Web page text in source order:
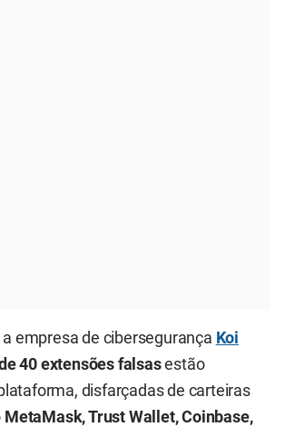
empresa de cibersegurança Koi
40 extensões falsasestão
disfarçadas de carteiras
MetaMask, Trust Wallet, Coinbase,